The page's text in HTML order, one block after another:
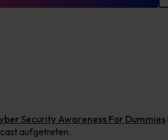
Security Awareness For Dummies
aufgetreten.